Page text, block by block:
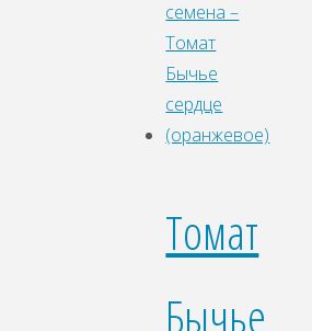
Томат
Бычье